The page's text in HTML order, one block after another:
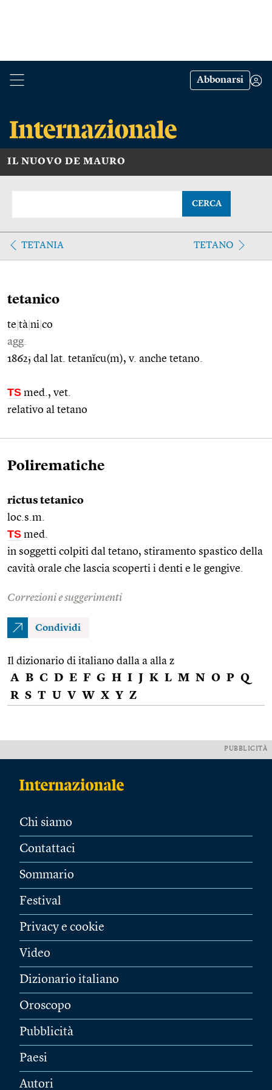
Abbonarsi
IL NUOVO DE MAURO
CERCA
TETANIA TETANO
tetanico
te tà ni co
agg.
1862; dal lat. tetanĭcu(m), v. anche tetano.
TS med., vet.
relativo al tetano
Polirematiche
rictus tetanico
loc.s.m.
TS med.
in soggetti colpiti dal tetano, stiramento spastico della
cavità orale che lascia scoperti i denti e le gengive.
Correzioni e suggerimenti
Condividi
Il dizionario di italiano dalla a alla z
A B C D E F G H I J K L M N O P Q
R S T U V W X Y Z
PUBBLICITÀ
Chi siamo
Contattaci
Sommario
Festival
Privacy e cookie
Video
Dizionario italiano
Oroscopo
Pubblicità
Paesi
Autori